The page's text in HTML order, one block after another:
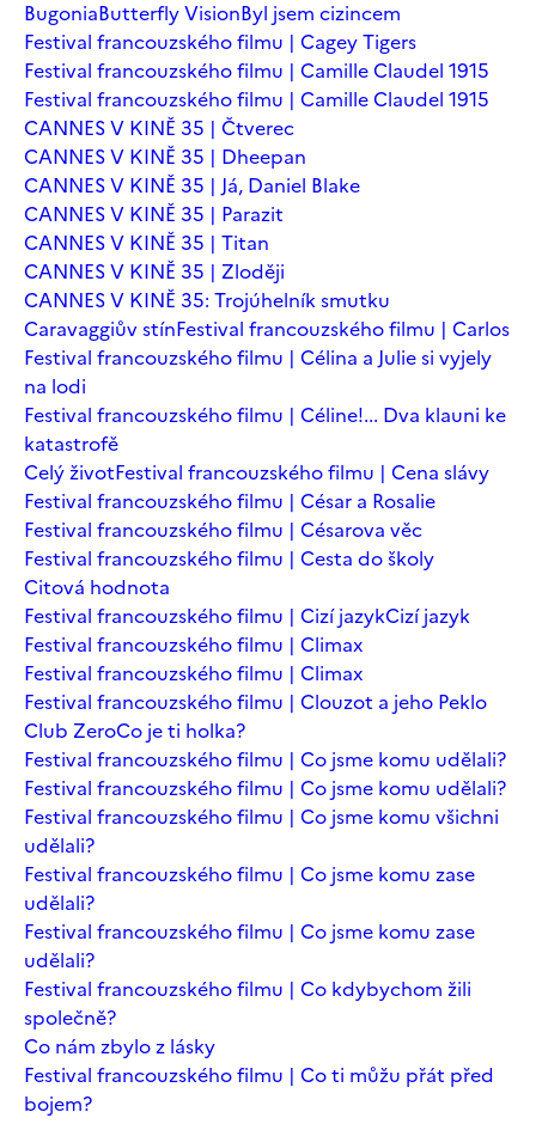
BugoniaButterfly VisionByl jsem cizincem
Festival francouzského filmu | Cagey Tigers
Festival francouzského filmu | Camille Claudel 1915
Festival francouzského filmu | Camille Claudel 1915
CANNES V KINĚ 35 | Čtverec
CANNES V KINĚ 35 | Dheepan
CANNES V KINĚ 35 | Já, Daniel Blake
CANNES V KINĚ 35 | Parazit
CANNES V KINĚ 35 | Titan
CANNES V KINĚ 35 | Zloději
CANNES V KINĚ 35: Trojúhelník smutku
Caravaggiův stínFestival francouzského filmu | Carlos
Festival francouzského filmu | Célina a Julie si vyjely
na lodi
Festival francouzského filmu | Céline!... Dva klauni ke
katastrofě
Celý životFestival francouzského filmu | Cena slávy
Festival francouzského filmu | César a Rosalie
Festival francouzského filmu | Césarova věc
Festival francouzského filmu | Cesta do školy
Citová hodnota
Festival francouzského filmu | Cizí jazykCizí jazyk
Festival francouzského filmu | Climax
Festival francouzského filmu | Climax
Festival francouzského filmu | Clouzot a jeho Peklo
Club ZeroCo je ti holka?
Festival francouzského filmu | Co jsme komu udělali?
Festival francouzského filmu | Co jsme komu udělali?
Festival francouzského filmu | Co jsme komu všichni
udělali?
Festival francouzského filmu | Co jsme komu zase
udělali?
Festival francouzského filmu | Co jsme komu zase
udělali?
Festival francouzského filmu | Co kdybychom žili
společně?
Co nám zbylo z lásky
Festival francouzského filmu | Co ti můžu přát před
bojem?